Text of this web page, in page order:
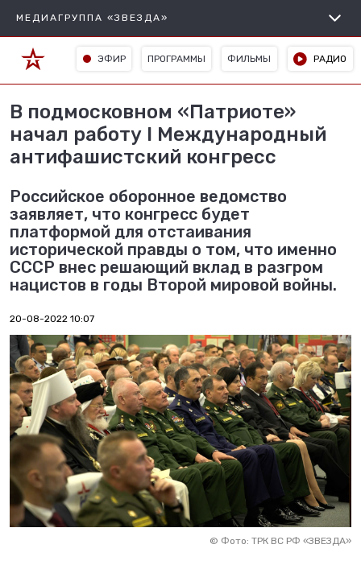
МЕДИАГРУППА «ЗВЕЗДА»
ЭФИР ПРОГРАММЫ ФИЛЬМЫ РАДИО
В подмосковном «Патриоте»
начал работу I Международный
антифашистский конгресс
Российское оборонное ведомство
заявляет, что конгресс будет
платформой для отстаивания
исторической правды о том, что именно
СССР внес решающий вклад в разгром
нацистов в годы Второй мировой войны.
20-08-2022 10:07
© Фото: ТРК ВС РФ «ЗВЕЗДА»